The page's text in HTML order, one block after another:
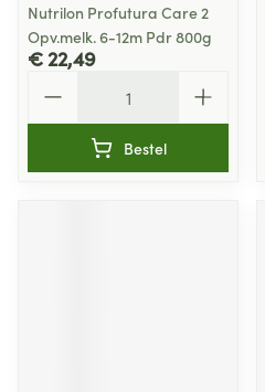
Nutrilon Profutura Care 2
Opv.melk. 6-12m Pdr 800g
€ 22,49
Bestel